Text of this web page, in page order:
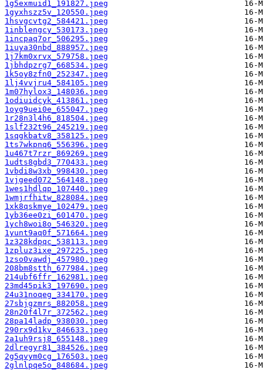
1g5exmuid1_191827.jpeg
1gyxhszz5v_120550.jpeg
1hsvgcvtg2_584421.jpeg
1inblengcy_530173.jpeg
1incpaq7or_506295.jpeg
1iuya30nbd_888957.jpeg
1j7km0xrvx_579758.jpeg
1jbhdpzrg7_668534.jpeg
1k5oy8zfn0_252347.jpeg
1lj4vvjru4_584105.jpeg
1m07hylox3_148036.jpeg
1odiuidcyk_413861.jpeg
1oyg9uei0e_655047.jpeg
1r28n3l4h6_818504.jpeg
1slf232t96_245219.jpeg
1sqgkbatv8_358125.jpeg
1ts7wkpnq6_556396.jpeg
1u467t7rzr_869269.jpeg
1udts8gbd3_770433.jpeg
1vbdi8w3xb_998430.jpeg
1vjgeed072_564148.jpeg
1wes1hdlqp_107440.jpeg
1wmjrfhitw_828084.jpeg
1xk8qskmye_102479.jpeg
1yb36ee0zi_601470.jpeg
1ych8woi8o_546320.jpeg
1yunt9aq0f_571664.jpeg
1z328kdpqc_538113.jpeg
1zpluz3ixe_297225.jpeg
1zso0vawdj_457980.jpeg
208bm8stth_677984.jpeg
214ubf6ffr_162981.jpeg
23md45pik3_197690.jpeg
24u31noqeg_334170.jpeg
27sbjgzmrs_882058.jpeg
28n20f4l7r_372562.jpeg
28pa14ladp_938030.jpeg
290rx9d1kv_846633.jpeg
2a1uh9rsj8_655148.jpeg
2dlregyr81_384526.jpeg
2g5qvym0cg_176503.jpeg
2glnlpqe5o_848684.jpeg